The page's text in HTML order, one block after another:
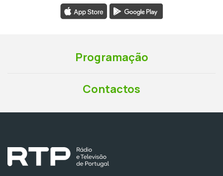
Programação
Contactos